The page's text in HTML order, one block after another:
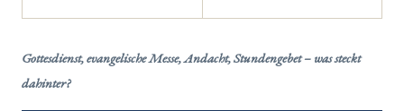
Gottesdienst, evangelische Messe, Andacht, Stundengebet – was steckt
dahinter?